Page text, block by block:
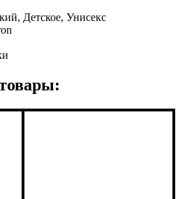
Детское, Унисекс